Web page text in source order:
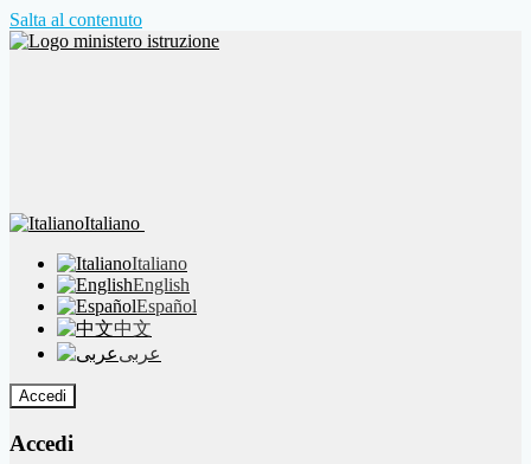
Salta al contenuto
Italiano
Italiano
English
Español
中文
عربى
Accedi
Accedi